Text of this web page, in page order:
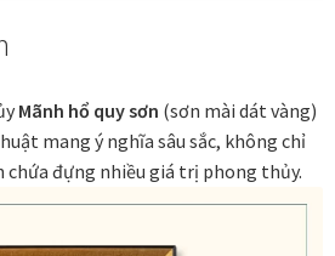
Mãnh hổ quy sơn (sơn mài dát vàng)
mang ý nghĩa sâu sắc, không chỉ
chứa đựng nhiều giá trị phong thủy.